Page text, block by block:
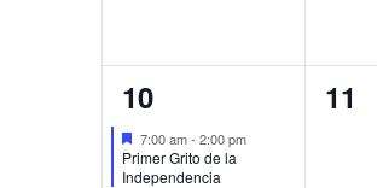
1
evento,
10
Destacado
7:00 am- 2:00 pm
Primer Grito de la
Independencia
0
11